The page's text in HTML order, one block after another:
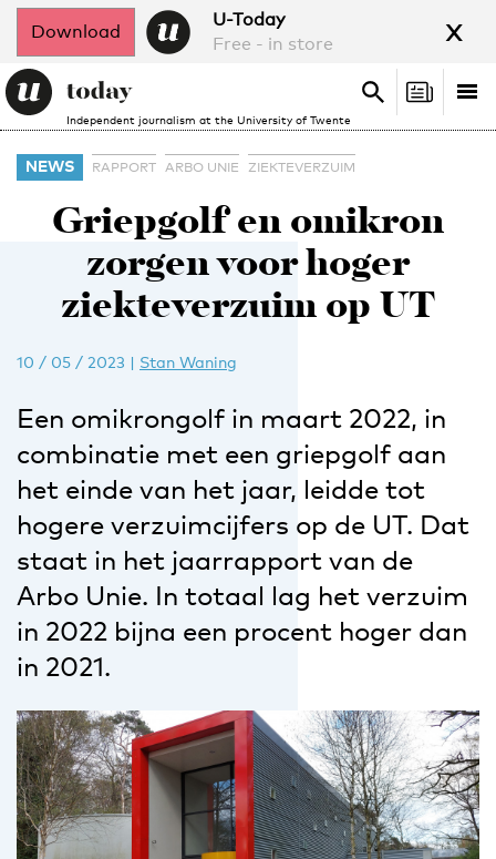
Download
U-Today
Free - in store
x
Independent journalism at the University of Twente
Search
Search
NEWS RAPPORT ARBO UNIE ZIEKTEVERZUIM
Griepgolf en omikron
zorgen voor hoger
ziekteverzuim op UT
10 / 05 / 2023 | Stan Waning
Een omikrongolf in maart 2022, in
combinatie met een griepgolf aan
het einde van het jaar, leidde tot
hogere verzuimcijfers op de UT. Dat
staat in het jaarrapport van de
Arbo Unie. In totaal lag het verzuim
in 2022 bijna een procent hoger dan
in 2021.